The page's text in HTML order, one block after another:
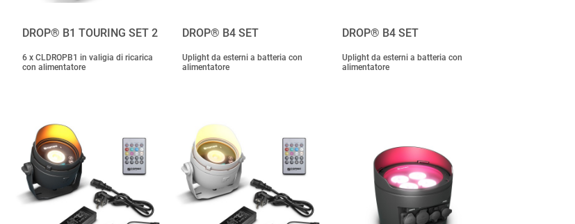
DROP® B1 TOURING SET 2
6 x CLDROPB1 in valigia di ricarica
con alimentatore
DROP® B4 SET
Uplight da esterni a batteria con
alimentatore
DROP® B4 SET
Uplight da esterni a batteria con
alimentatore